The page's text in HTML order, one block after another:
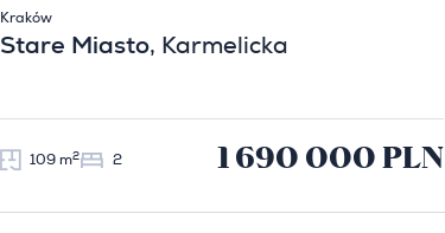
Kraków
Stare Miasto, Karmelicka
109 m2 2 1 690 000 PLN